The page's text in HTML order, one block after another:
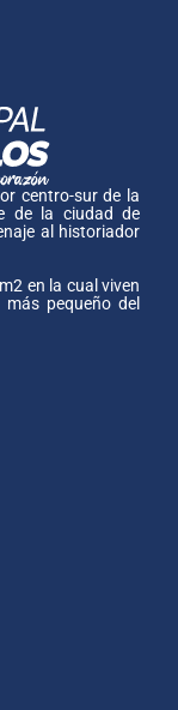
centro-sur de la
de la ciudad de
al historiador
en la cual viven
pequeño del